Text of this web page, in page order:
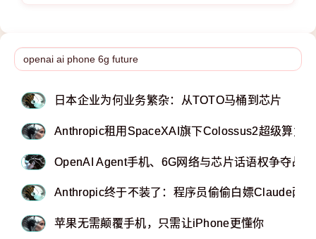
日本企业为何业务繁杂：从TOTO马桶到芯片
Anthropic租用SpaceXAI旗下Colossus2超级算力
OpenAI Agent手机、6G网络与芯片话语权争夺战
Anthropic终于不装了：程序员偷偷白嫖Claude两
苹果无需颠覆手机，只需让iPhone更懂你